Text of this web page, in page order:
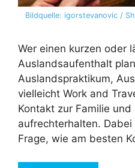
Bildquelle: igorstevanovic /
Wer einen kurzen oder
Auslandsaufenthalt
Auslandspraktikum,
vielleicht Work and
Kontakt zur Familie
aufrechterhalten.
Frage, wie am besten